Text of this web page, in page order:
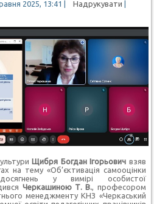
2025, 13:41 Надрукувати
Щибря Богдан Ігорьович взяв
на тему «Об’єктивація самооцінки
досягнень у вимірі особистої
Черкашиною Т. В., професором
менеджменту КНЗ «Черкаський